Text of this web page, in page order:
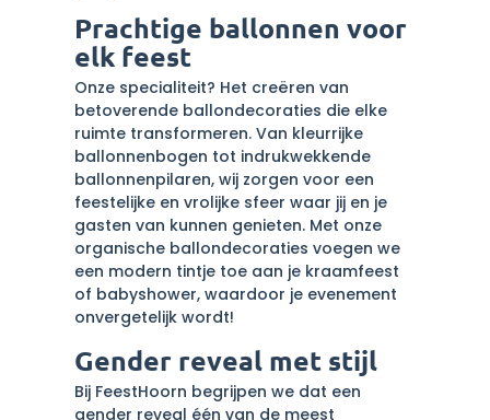
Prachtige ballonnen voor
elk feest
Onze specialiteit? Het creëren van
betoverende ballondecoraties die elke
ruimte transformeren. Van kleurrijke
ballonnenbogen tot indrukwekkende
ballonnenpilaren, wij zorgen voor een
feestelijke en vrolijke sfeer waar jij en je
gasten van kunnen genieten. Met onze
organische ballondecoraties voegen we
een modern tintje toe aan je kraamfeest
of babyshower, waardoor je evenement
onvergetelijk wordt!
Gender reveal met stijl
Bij FeestHoorn begrijpen we dat een
gender reveal één van de meest